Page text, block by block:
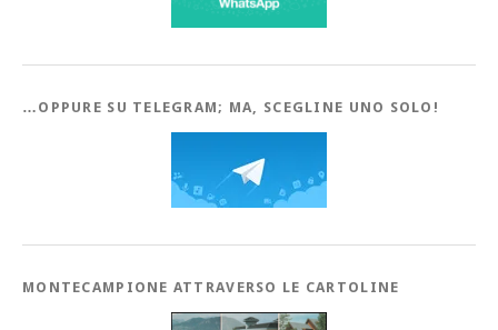
…OPPURE SU TELEGRAM; MA, SCEGLINE UNO SOLO!
MONTECAMPIONE ATTRAVERSO LE CARTOLINE